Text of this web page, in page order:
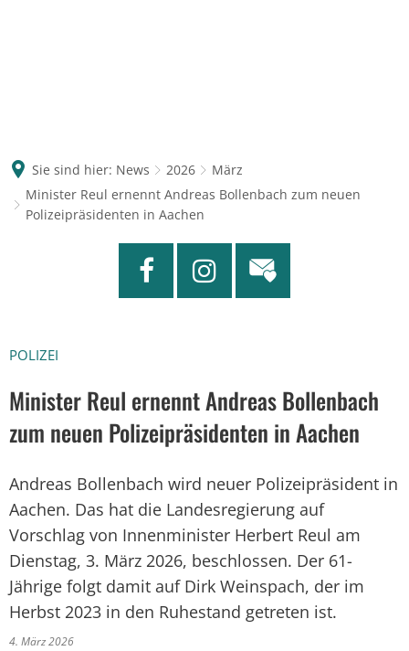
Sie sind hier: News 2026
März
Minister Reul ernennt Andreas Bollenbach zum neuen
Polizeipräsidenten in Aachen
POLIZEI
Minister Reul ernennt Andreas Bollenbach
zum neuen Polizeipräsidenten in Aachen
Andreas Bollenbach wird neuer Polizeipräsident in
Aachen. Das hat die Landesregierung auf
Vorschlag von Innenminister Herbert Reul am
Dienstag, 3. März 2026, beschlossen. Der 61-
Jährige folgt damit auf Dirk Weinspach, der im
Herbst 2023 in den Ruhestand getreten ist.
4. März 2026